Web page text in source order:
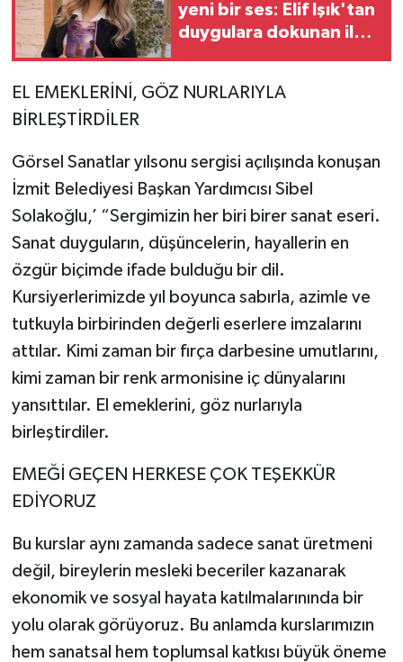
yeni bir ses: Elif Işık'tan
duygulara dokunan ilk
EL EMEKLERİNİ, GÖZ NURLARIYLA
BİRLEŞTİRDİLER
Görsel Sanatlar yılsonu sergisi açılışında konuşan
İzmit Belediyesi Başkan Yardımcısı Sibel
Solakoğlu,’ “Sergimizin her biri birer sanat eseri.
Sanat duyguların, düşüncelerin, hayallerin en
özgür biçimde ifade bulduğu bir dil.
Kursiyerlerimizde yıl boyunca sabırla, azimle ve
tutkuyla birbirinden değerli eserlere imzalarını
attılar. Kimi zaman bir fırça darbesine umutlarını,
kimi zaman bir renk armonisine iç dünyalarını
yansıttılar. El emeklerini, göz nurlarıyla
birleştirdiler.
EMEĞİ GEÇEN HERKESE ÇOK TEŞEKKÜR
EDİYORUZ
Bu kurslar aynı zamanda sadece sanat üretmeni
değil, bireylerin mesleki beceriler kazanarak
ekonomik ve sosyal hayata katılmalarınında bir
yolu olarak görüyoruz. Bu anlamda kurslarımızın
hem sanatsal hem toplumsal katkısı büyük öneme